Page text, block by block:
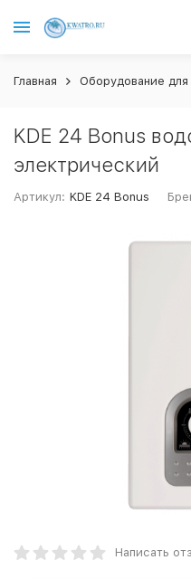
Главная Оборудование
KDE 24 Вonus
электрический
Артикул: KDE 24 Вonus
Написать